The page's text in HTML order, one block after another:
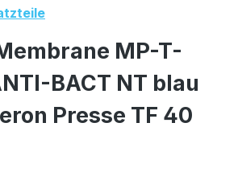
MP-T-
BACT NT blau
Presse TF 40